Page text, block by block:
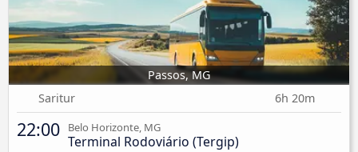
Passos, MG
Saritur
6h 20m
22:00 Belo Horizonte, MG
Terminal Rodoviário (Tergip)